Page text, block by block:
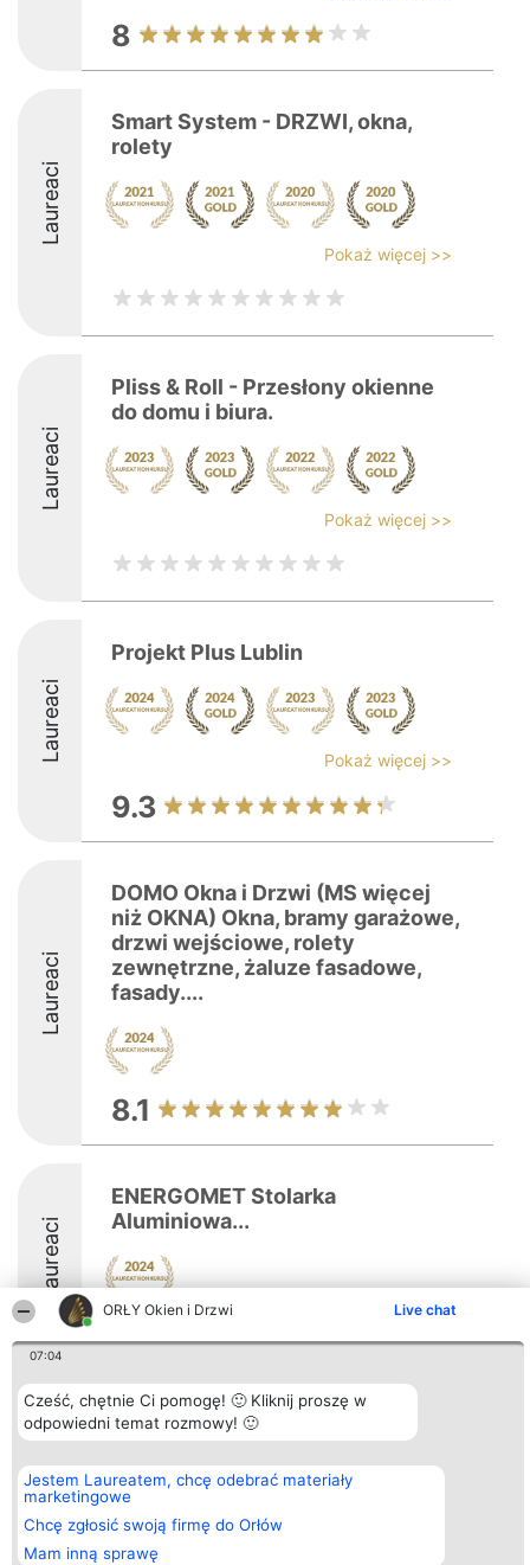
ORŁY Okien i Drzwi Live chat
07:04
Cześć, chętnie Ci pomogę! 🙂 Kliknij proszę w
odpowiedni temat rozmowy! 🙂
Jestem Laureatem, chcę odebrać materiały
marketingowe
Chcę zgłosić swoją firmę do Orłów
Mam inną sprawę
8
Laureaci
Smart System - DRZWI, okna,
rolety
Pokaż więcej >>
Laureaci
Pliss & Roll - Przesłony okienne
do domu i biura.
Pokaż więcej >>
Laureaci
Projekt Plus Lublin
Pokaż więcej >>
9.3
Laureaci
DOMO Okna i Drzwi (MS więcej
niż OKNA) Okna, bramy garażowe,
drzwi wejściowe, rolety
zewnętrzne, żaluze fasadowe,
fasady....
8.1
Laureaci
ENERGOMET Stolarka
Aluminiowa...
8.3
Organizator plebiscytu
Bright Side Solutions sp. z o.
ul. Ruska 22
Wrocław 50-079
KRS 0000749100 | Regon
381313360 | NIP 8943132676
+48 508 492 400
Plebiscyt
Laureaci
wszystkich
Laureatów
Regulamin
Kontakt